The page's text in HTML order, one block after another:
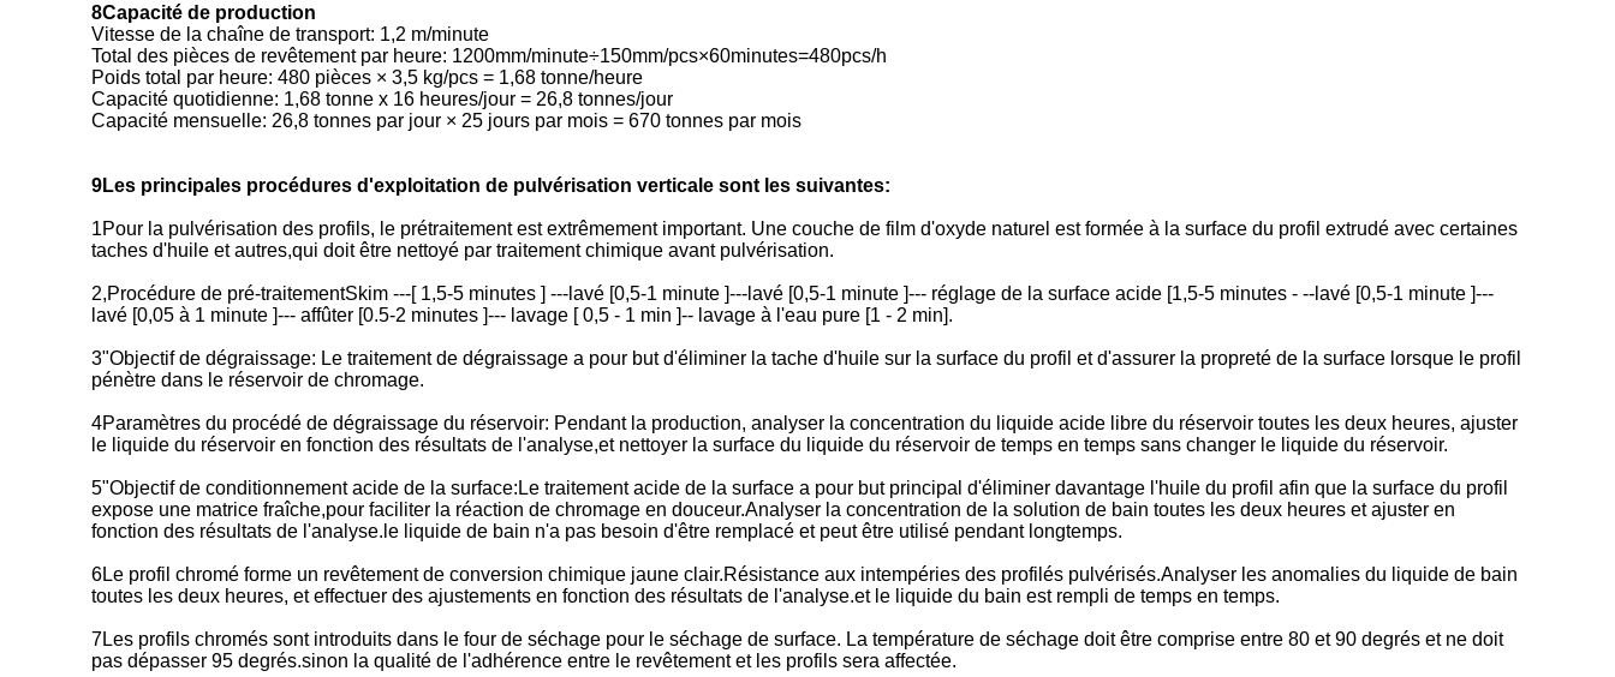
8Capacité de production
Vitesse de la chaîne de transport: 1,2 m/minute
Total des pièces de revêtement par heure: 1200mm/minute÷150mm/pcs×60minutes=480pcs/h
Poids total par heure: 480 pièces × 3,5 kg/pcs = 1,68 tonne/heure
Capacité quotidienne: 1,68 tonne x 16 heures/jour = 26,8 tonnes/jour
Capacité mensuelle: 26,8 tonnes par jour × 25 jours par mois = 670 tonnes par mois
9Les principales procédures d'exploitation de pulvérisation verticale sont les suivantes:
1Pour la pulvérisation des profils, le prétraitement est extrêmement important. Une couche de film d'oxyde naturel est formée à la surface du profil extrudé avec certaines
taches d'huile et autres,qui doit être nettoyé par traitement chimique avant pulvérisation.
2,Procédure de pré-traitementSkim ---[ 1,5-5 minutes ] ---lavé [0,5-1 minute ]---lavé [0,5-1 minute ]--- réglage de la surface acide [1,5-5 minutes - --lavé [0,5-1 minute ]---
lavé [0,05 à 1 minute ]--- affûter [0.5-2 minutes ]--- lavage [ 0,5 - 1 min ]-- lavage à l'eau pure [1 - 2 min].
3"Objectif de dégraissage: Le traitement de dégraissage a pour but d'éliminer la tache d'huile sur la surface du profil et d'assurer la propreté de la surface lorsque le profil
pénètre dans le réservoir de chromage.
4Paramètres du procédé de dégraissage du réservoir: Pendant la production, analyser la concentration du liquide acide libre du réservoir toutes les deux heures, ajuster
le liquide du réservoir en fonction des résultats de l'analyse,et nettoyer la surface du liquide du réservoir de temps en temps sans changer le liquide du réservoir.
5"Objectif de conditionnement acide de la surface:Le traitement acide de la surface a pour but principal d'éliminer davantage l'huile du profil afin que la surface du profil
expose une matrice fraîche,pour faciliter la réaction de chromage en douceur.Analyser la concentration de la solution de bain toutes les deux heures et ajuster en
fonction des résultats de l'analyse.le liquide de bain n'a pas besoin d'être remplacé et peut être utilisé pendant longtemps.
6Le profil chromé forme un revêtement de conversion chimique jaune clair.Résistance aux intempéries des profilés pulvérisés.Analyser les anomalies du liquide de bain
toutes les deux heures, et effectuer des ajustements en fonction des résultats de l'analyse.et le liquide du bain est rempli de temps en temps.
7Les profils chromés sont introduits dans le four de séchage pour le séchage de surface. La température de séchage doit être comprise entre 80 et 90 degrés et ne doit
pas dépasser 95 degrés.sinon la qualité de l'adhérence entre le revêtement et les profils sera affectée.